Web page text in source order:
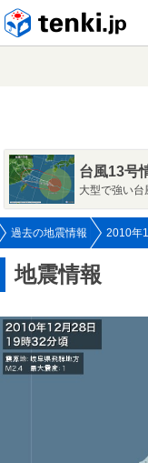
台風13号
大型で強い
過去の地震情報 2010年
地震情報